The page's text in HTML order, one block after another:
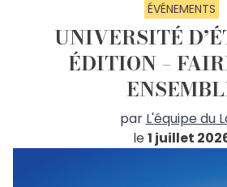
ÉVÉNEMENTS
UNIVERSITÉ
ÉDITION –
par L'équipe du
le1 juillet